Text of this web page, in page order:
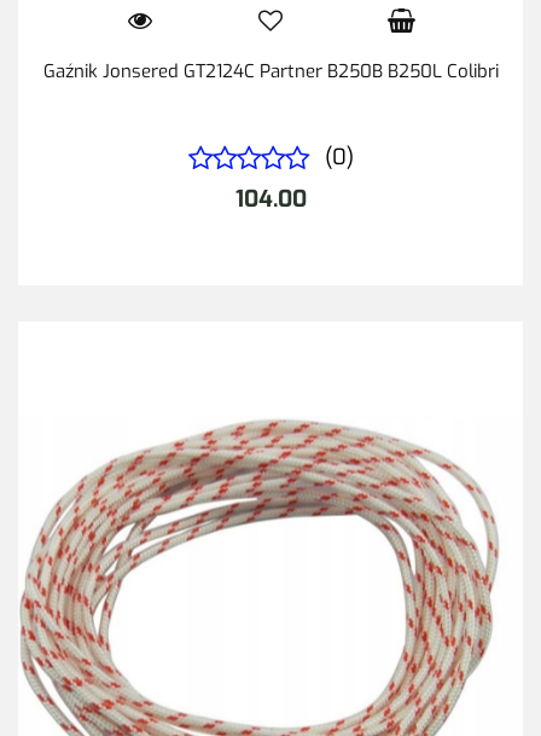
Gaźnik Jonsered GT2124C Partner B250B B250L Colibri
(0)
104.00